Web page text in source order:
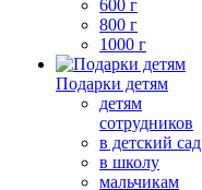
600 г
800 г
1000 г
Подарки детям
детям
сотрудников
в детский сад
в школу
мальчикам